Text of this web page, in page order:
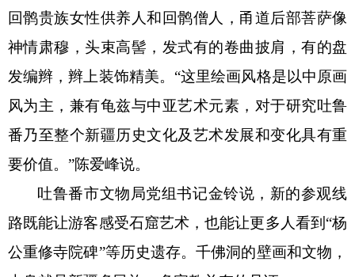
回鹘贵族女性供养人和回鹘僧人，甬道后部菩萨像
神情肃穆，头束高髻，发式有的卷曲披肩，有的盘
发编辫，辫上装饰精美。“这里绘画风格是以中原画
风为主，兼有龟兹与中亚艺术元素，对于研究吐鲁
番乃至整个新疆历史文化及艺术发展和变化具有重
要价值。”陈爱峰说。
吐鲁番市文物局党组书记金铃说，新的参观线
路既能让游客感受石窟艺术，也能让更多人看到 “杨
公重修寺院碑”等历史遗存。千佛洞的壁画和文物，